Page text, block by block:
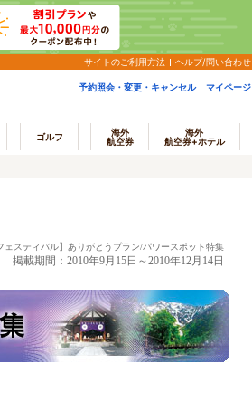
サイトのご利用方法 ヘルプ/問い合わせ
予約照会・変更・キャンセル マイページ
ゴルフ
海外
航空券
海外
航空券+ホテル
ェスティバル】ありがとうプラン/パワースポット特集
掲載期間：2010年9月15日～2010年12月14日